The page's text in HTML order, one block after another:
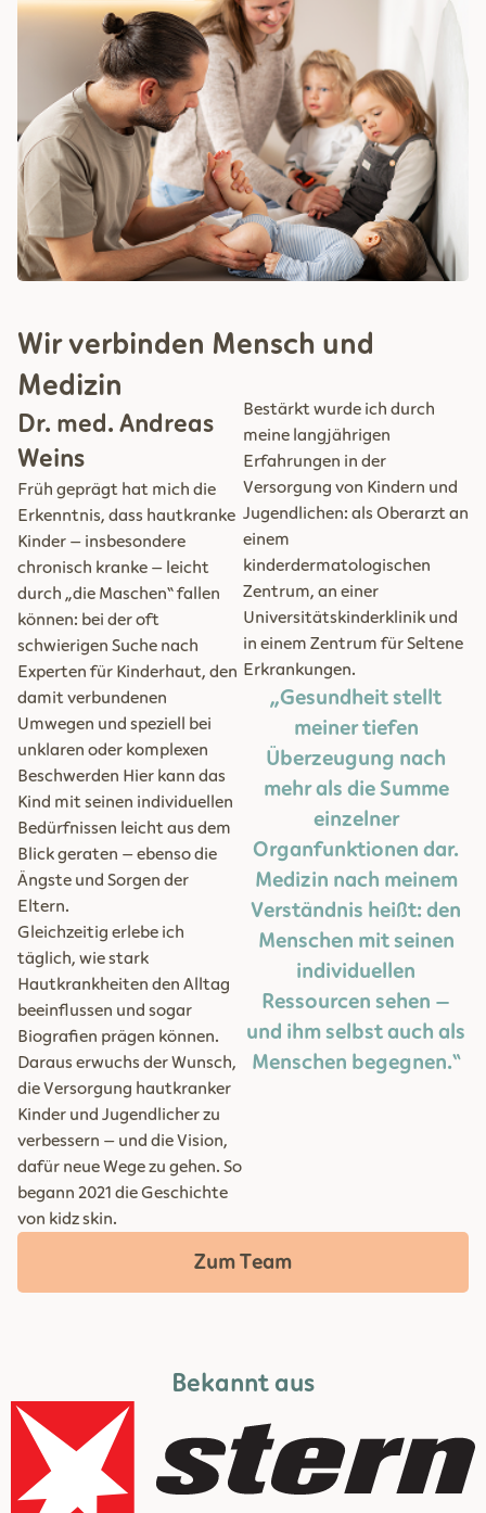
Wir verbinden Mensch und
Medizin
Dr. med. Andreas
Weins
Früh geprägt hat mich die
Erkenntnis, dass hautkranke
Kinder – insbesondere
chronisch kranke – leicht
durch „die Maschen“ fallen
können: bei der oft
schwierigen Suche nach
Experten für Kinderhaut, den
damit verbundenen
Umwegen und speziell bei
unklaren oder komplexen
Beschwerden Hier kann das
Kind mit seinen individuellen
Bedürfnissen leicht aus dem
Blick geraten – ebenso die
Ängste und Sorgen der
Eltern.
Gleichzeitig erlebe ich
täglich, wie stark
Hautkrankheiten den Alltag
beeinflussen und sogar
Biografien prägen können.
Daraus erwuchs der Wunsch,
die Versorgung hautkranker
Kinder und Jugendlicher zu
verbessern – und die Vision,
dafür neue Wege zu gehen. So
begann 2021 die Geschichte
von kidz skin.
Bestärkt wurde ich durch
meine langjährigen
Erfahrungen in der
Versorgung von Kindern und
Jugendlichen: als Oberarzt an
einem
kinderdermatologischen
Zentrum, an einer
Universitätskinderklinik und
in einem Zentrum für Seltene
Erkrankungen.
„Gesundheit stellt
meiner tiefen
Überzeugung nach
mehr als die Summe
einzelner
Organfunktionen dar.
Medizin nach meinem
Verständnis heißt: den
Menschen mit seinen
individuellen
Ressourcen sehen –
und ihm selbst auch als
Menschen begegnen.“
Zum Team
Bekannt aus